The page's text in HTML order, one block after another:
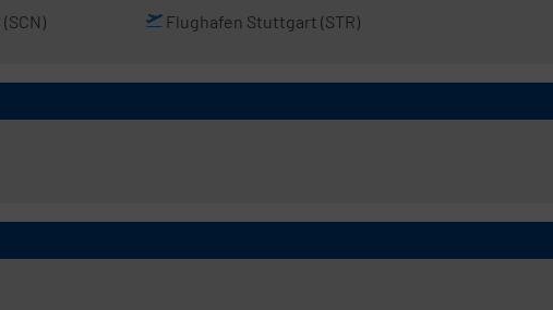
(SCN) Flughafen Stuttgart (STR)